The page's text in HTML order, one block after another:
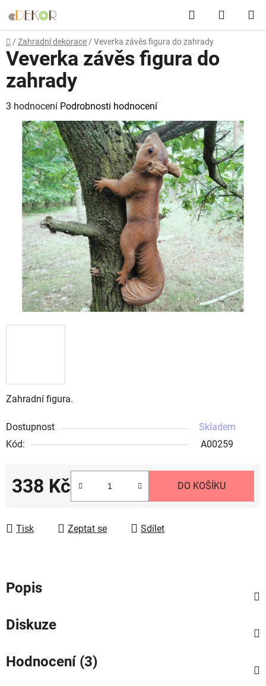
na
obsah
Hledat
KOŠÍK
Domů
/ Zahradní dekorace / Veverka závěs figura do zahrady
Zahradní figura.
Dostupnost
Skladem
Kód:
A00259
338 Kč DO KOŠÍKU
Tisk Zeptat se Sdílet
Veverka závěs figura do
zahrady
Průměrné
hodnocení
produktu
hvězdiček.
3 hodnocení Podrobnosti hodnocení
Popis
Diskuze
Hodnocení (3)